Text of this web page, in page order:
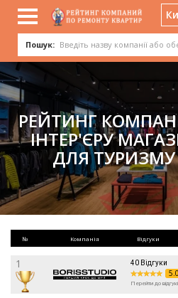
Пошук:
РЕЙТИНГ
ІНТЕР'ЄРУ
ДЛЯ ТУРИЗМУ
№ Компанія Відгуки
1 40 Відгуки
5.0
Перейти до